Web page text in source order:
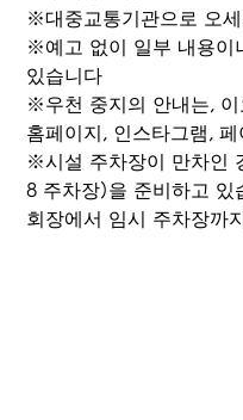
※대중교통기관으로 오세
※예고 없이 일부 내용이
있습니다
※우천 중지의 안내는,
홈페이지, 인스타그램,
※시설 주차장이 만차인
8 주차장)을 준비하고 있
회장에서 임시 주차장